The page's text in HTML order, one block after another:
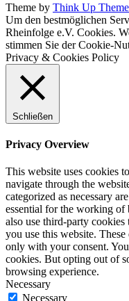
Theme by Think Up
Um den bestmöglichen
Rheinfolge e.V. Cookies.
stimmen Sie der Cookie-
Privacy & Cookies Policy
Schließen
Privacy Overview
This website uses cookies
navigate through the
categorized as necessary
essential for the working of
also use third-party
you use this website.
only with your consent.
cookies. But opting out of
browsing experience.
Necessary
Necessary